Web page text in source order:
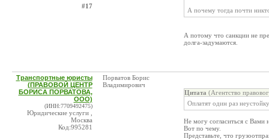
#17
А почему тогда почти
А потому что санкции не
долга-задумаются.
Транспортные юристы
(ПРАВОВОЙ ЦЕНТР
БОРИСА ПОРВАТОВА,
ООО)
(ИНН:7709492475)
Юридические услуги ,
Москва
Код:995281
Порватов Борис
Владимирович
Цитата (Агентство
Оплатят один раз неустойку
Не могу согласиться с Вами
Вот по чему.
Представьте, что